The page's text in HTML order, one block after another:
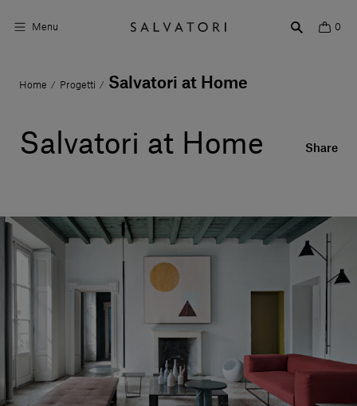
Menu 0
Superfici
Shop the Look
Servizi al cliente
Home / Progetti / Salvatori at Home
Salvatori at Home Share